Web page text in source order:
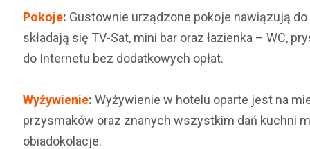
Pokoje: Gustownie urządzone pokoje nawiązują
składają się TV-Sat, mini bar oraz łazienka – WC,
do Internetu bez dodatkowych opłat.
Wyżywienie: Wyżywienie w hotelu oparte jest na
przysmaków oraz znanych wszystkim dań kuchni
obiadokolacje.